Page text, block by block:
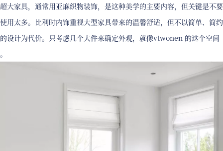
超大家具，通常用亚麻织物装饰，是这种美学的主要内容，但关键是不要
使用太多。比利时内饰重视大型家具带来的温馨舒适，但不以简单、简约
的设计为代价。只考虑几个大件来确定外观，就像vtwonen 的这个空间
。